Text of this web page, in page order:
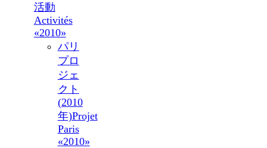
活動
Activités
«2010»
パリ
プロ
ジェ
クト
(2010
年)Projet
Paris
«2010»